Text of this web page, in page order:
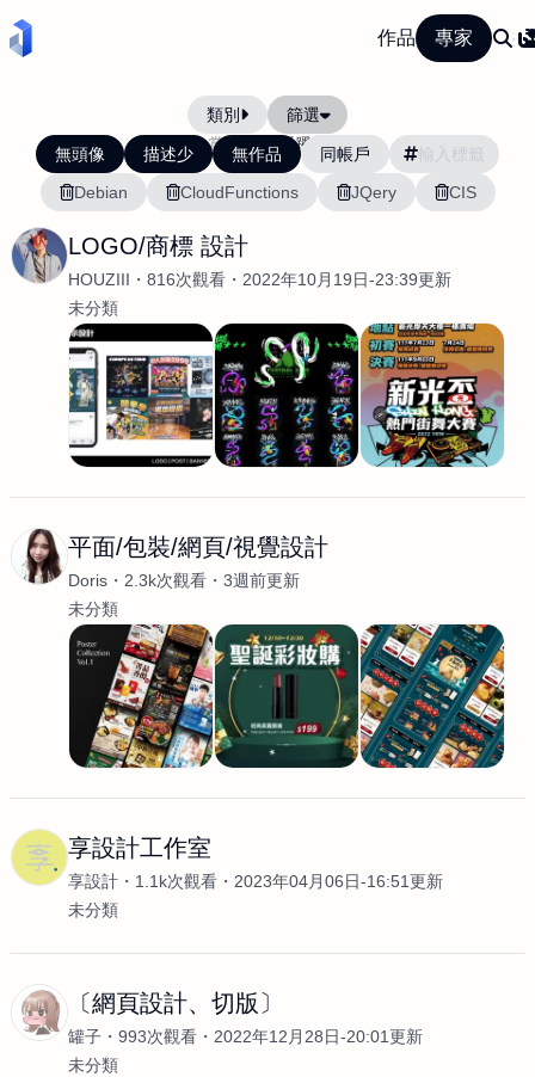
作品 專家
類別 篩選
當前排序: 活躍度
無頭像 描述少 無作品
同帳戶
Debian
CloudFunctions JQery CIS
LOGO/商標 設計
HOUZIII 816次觀看
2022年10月19日-23:39更新
未分類
平面/包裝/網頁/視覺設計
Doris 2.3k次觀看
3週前更新
未分類
享設計工作室
享設計 1.1k次觀看
2023年04月06日-16:51更新
未分類
〔網頁設計、切版〕
罐子 993次觀看
2022年12月28日-20:01更新
未分類